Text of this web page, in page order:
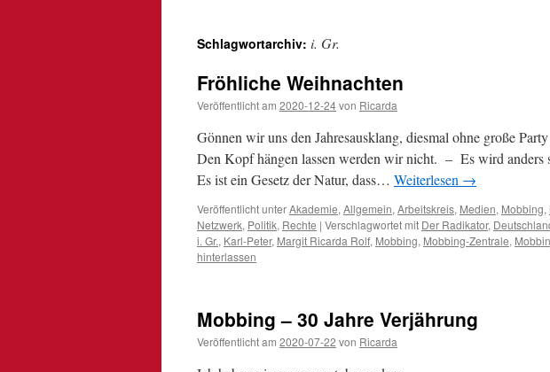
Schlagwortarchiv: i. Gr.
Fröhliche Weihnachten
Veröffentlicht am 2020-12-24von Ricarda
Gönnen wir uns den Jahresausklang, diesmal ohne große
Den Kopf hängen lassen werden wir nicht. – Es wird anders
Es ist ein Gesetz der Natur, dass… Weiterlesen →
Veröffentlicht unterAkademie, Allgemein, Arbeitskreis, Medien, Mobbing,
Netzwerk, Politik, Rechte | Verschlagwortet mit Der Radikator,
i. Gr., Karl-Peter, Margit Ricarda Rolf, Mobbing, Mobbing-Zentrale,
hinterlassen
Mobbing – 30 Jahre Verjährung
Veröffentlicht am 2020-07-22 von Ricarda